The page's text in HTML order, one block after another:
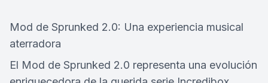
Mod de Sprunked 2.0: Una experiencia musical
aterradora
El Mod de Sprunked 2.0 representa una evolución